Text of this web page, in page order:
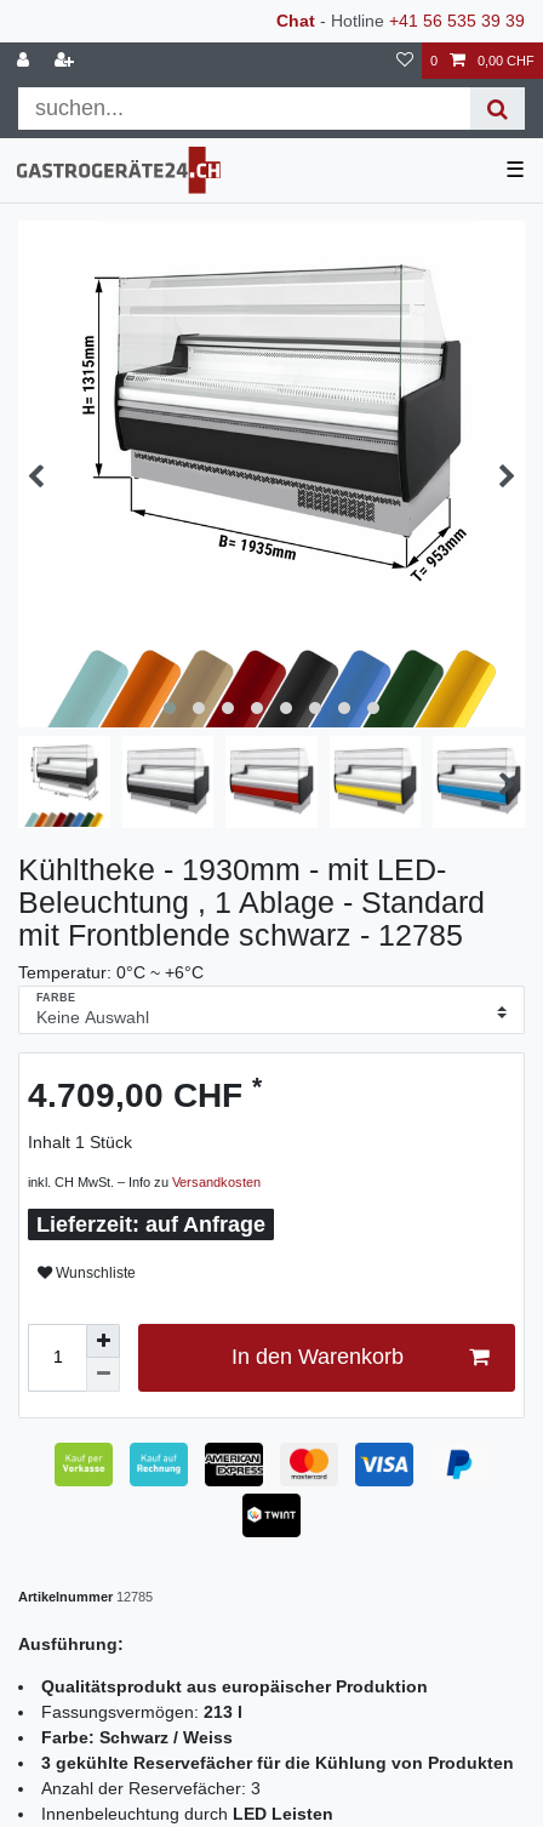
Chat - Hotline +41 56 535 39 39
0 0,00 CHF
☰
Kühltheke - 1930mm - mit LED-
Beleuchtung , 1 Ablage - Standard
mit Frontblende schwarz - 12785
Temperatur: 0°C ~ +6°C
FARBE
4.709,00 CHF *
Inhalt 1 Stück
inkl. CH MwSt. – Info zu Versandkosten
auf Anfrage
Wunschliste
In den Warenkorb
Artikelnummer 12785
Ausführung:
Qualitätsprodukt aus europäischer Produktion
Fassungsvermögen: 213 l
Farbe: Schwarz / Weiss
3 gekühlte Reservefächer für die Kühlung von Produkten
Anzahl der Reservefächer: 3
Innenbeleuchtung durch LED Leisten